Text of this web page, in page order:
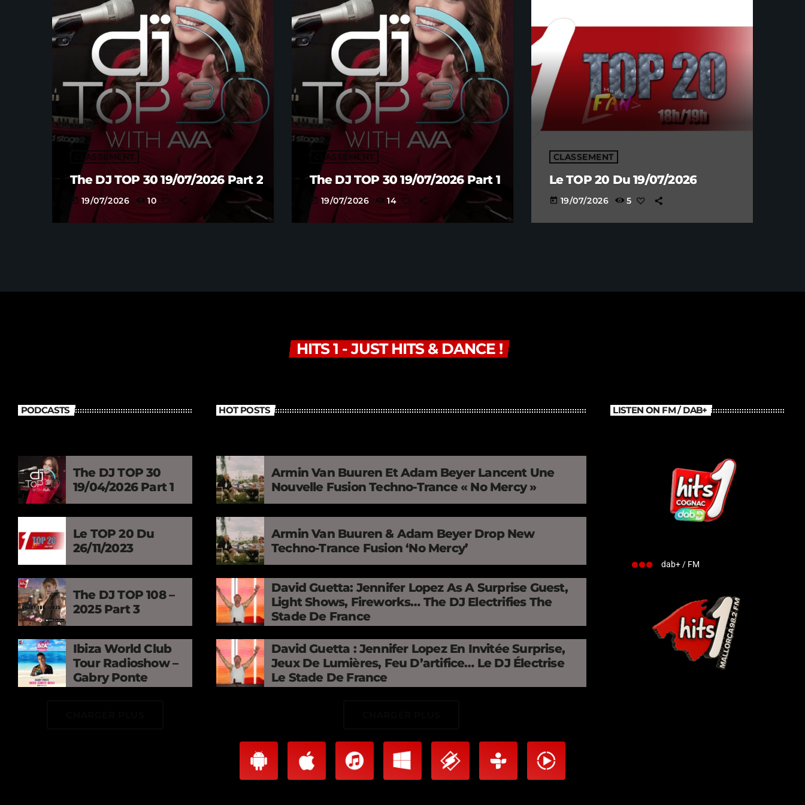
CLASSEMENT
The DJ TOP 30 19/07/2026 Part 2
today 19/07/2026 10
CLASSEMENT
The DJ TOP 30 19/07/2026 Part 1
today 19/07/2026 14
CLASSEMENT
Le TOP 20 Du 19/07/2026
today 19/07/2026 5
HITS 1 - JUST HITS & DANCE !
PODCASTS
The DJ TOP 30
19/04/2026 Part 1
Le TOP 20 Du
26/11/2023
The DJ TOP 108 –
2025 Part 3
Ibiza World Club
Tour Radioshow –
Gabry Ponte
HOT POSTS
Armin Van Buuren Et Adam Beyer Lancent Une
Nouvelle Fusion Techno-Trance « No Mercy »
Armin Van Buuren & Adam Beyer Drop New
Techno-Trance Fusion ‘No Mercy’
David Guetta: Jennifer Lopez As A Surprise Guest,
Light Shows, Fireworks… The DJ Electrifies The
Stade De France
David Guetta : Jennifer Lopez En Invitée Surprise,
Jeux De Lumières, Feu D’artifice… Le DJ Électrise
Le Stade De France
LISTEN ON FM / DAB+
dab+ / FM